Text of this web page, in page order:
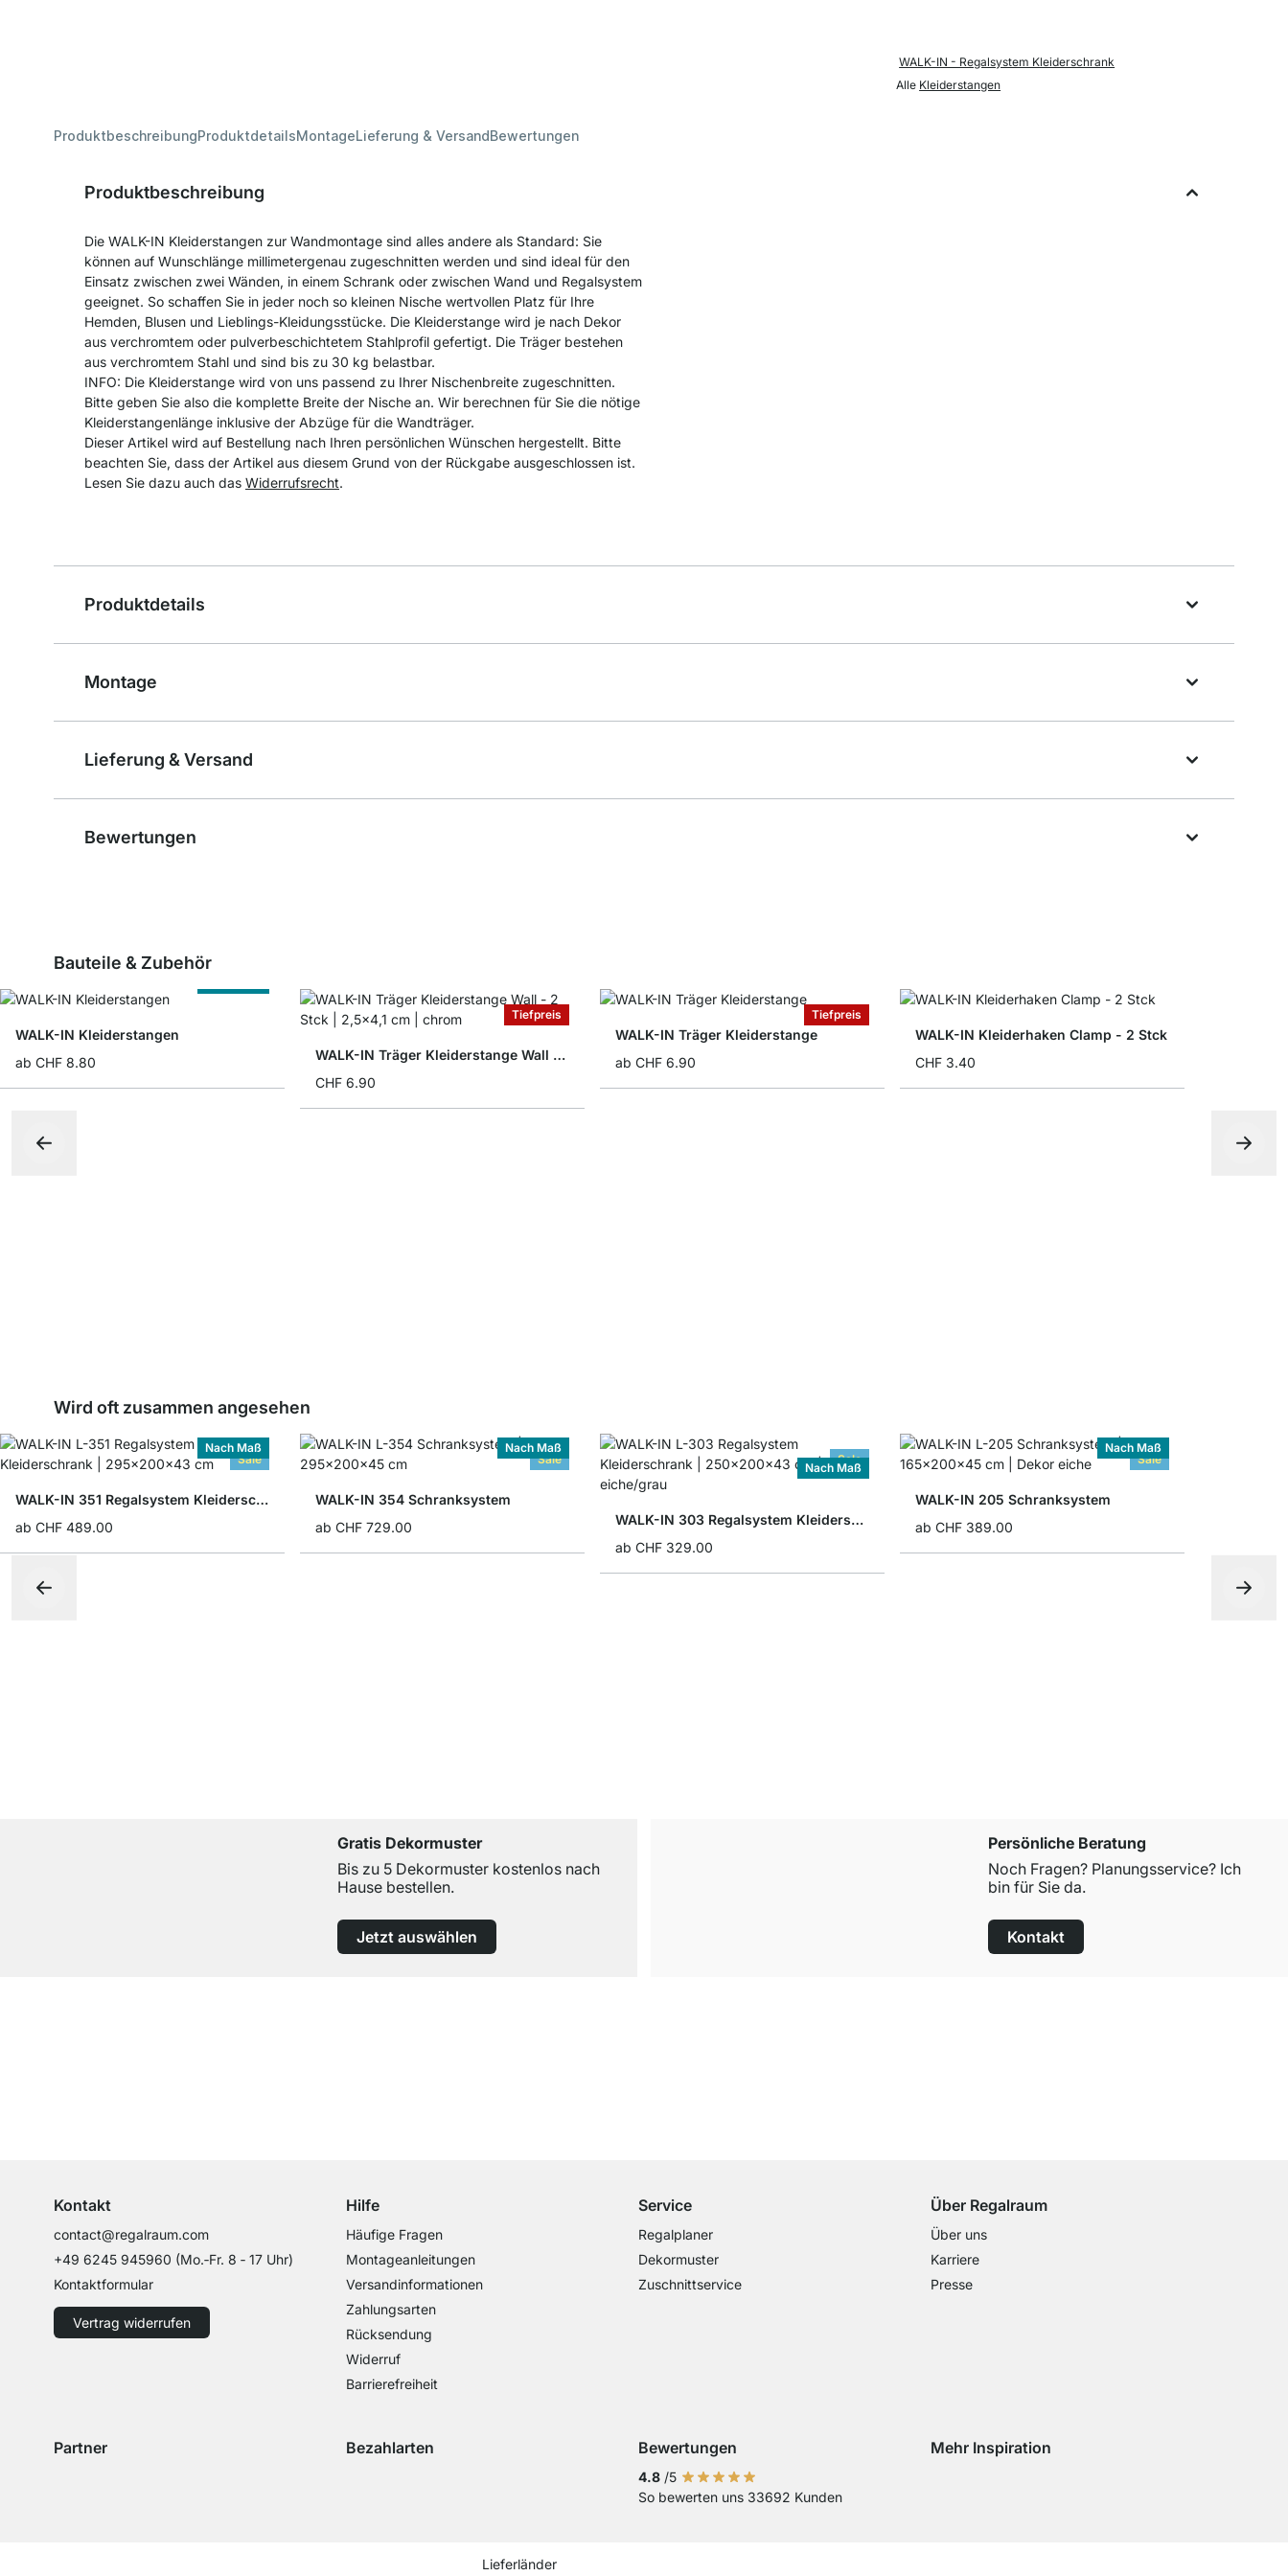
WALK-IN - Regalsystem Kleiderschrank
Alle Kleiderstangen
ProduktbeschreibungProduktdetailsMontageLieferung & VersandBewertungen
Produktbeschreibung
Die WALK-IN Kleiderstangen zur Wandmontage sind alles andere als Standard: Sie
können auf Wunschlänge millimetergenau zugeschnitten werden und sind ideal für den
Einsatz zwischen zwei Wänden, in einem Schrank oder zwischen Wand und Regalsystem
geeignet. So schaffen Sie in jeder noch so kleinen Nische wertvollen Platz für Ihre
Hemden, Blusen und Lieblings-Kleidungsstücke. Die Kleiderstange wird je nach Dekor
aus verchromtem oder pulverbeschichtetem Stahlprofil gefertigt. Die Träger bestehen
aus verchromtem Stahl und sind bis zu 30 kg belastbar.
INFO: Die Kleiderstange wird von uns passend zu Ihrer Nischenbreite zugeschnitten.
Bitte geben Sie also die komplette Breite der Nische an. Wir berechnen für Sie die nötige
Kleiderstangenlänge inklusive der Abzüge für die Wandträger.
Dieser Artikel wird auf Bestellung nach Ihren persönlichen Wünschen hergestellt. Bitte
beachten Sie, dass der Artikel aus diesem Grund von der Rückgabe ausgeschlossen ist.
Lesen Sie dazu auch das Widerrufsrecht.
Produktdetails
Montage
Lieferung & Versand
Bewertungen
Bauteile & Zubehör
WALK-IN Kleiderstangen
ab CHF 8.80
Tiefpreis
WALK-IN Träger Kleiderstange Wall - 2 Stck
CHF 6.90
Tiefpreis
WALK-IN Träger Kleiderstange
ab CHF 6.90
WALK-IN Kleiderhaken Clamp - 2 Stck
CHF 3.40
Wird oft zusammen angesehen
Sale
Nach Maß
WALK-IN 351 Regalsystem Kleiderschrank
ab CHF 489.00
Sale
Nach Maß
WALK-IN 354 Schranksystem
ab CHF 729.00
Sale
Nach Maß
WALK-IN 303 Regalsystem Kleiderschrank
ab CHF 329.00
Sale
Nach Maß
WALK-IN 205 Schranksystem
ab CHF 389.00
Gratis Dekormuster
Bis zu 5 Dekormuster kostenlos nach
Hause bestellen.
Jetzt auswählen
Persönliche Beratung
Noch Fragen? Planungsservice? Ich
bin für Sie da.
Kontakt
Kontakt
contact@regalraum.com
+49 6245 945960 (Mo.‑Fr. 8 ‑ 17 Uhr)
Kontaktformular
Vertrag widerrufen
Hilfe
Häufige Fragen
Montageanleitungen
Versandinformationen
Zahlungsarten
Rücksendung
Widerruf
Barrierefreiheit
Service
Regalplaner
Dekormuster
Zuschnittservice
Über Regalraum
Über uns
Karriere
Presse
Partner Bezahlarten
Zahlung mit Sofort Kasse
Zahlung mit Vorkasse
Bewertungen
4.8 /5
So bewerten uns 33692 Kunden
Mehr Inspiration
Lieferländer